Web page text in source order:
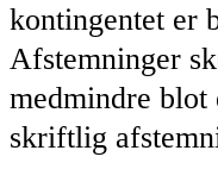
kontingentet er
Afstemninger
medmindre blot
skriftlig